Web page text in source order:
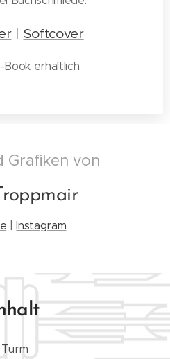
| Softcover
Book erhältlich.
Grafiken von
Instagram
Turm